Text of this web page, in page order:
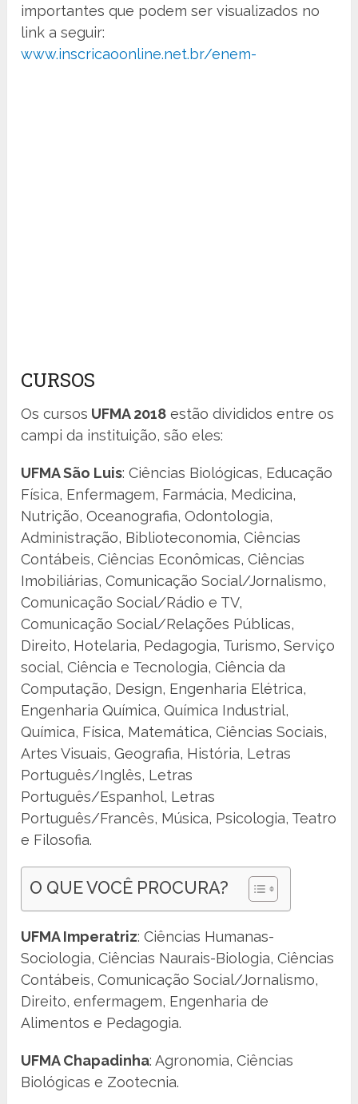
importantes que podem ser visualizados no
link a seguir:
www.inscricaoonline.net.br/enem-
CURSOS
Os cursos UFMA 2018 estão divididos entre os
campi da instituição, são eles:
UFMA São Luis: Ciências Biológicas, Educação
Física, Enfermagem, Farmácia, Medicina,
Nutrição, Oceanografia, Odontologia,
Administração, Biblioteconomia, Ciências
Contábeis, Ciências Econômicas, Ciências
Imobiliárias, Comunicação Social/Jornalismo,
Comunicação Social/Rádio e TV,
Comunicação Social/Relações Públicas,
Direito, Hotelaria, Pedagogia, Turismo, Serviço
social, Ciência e Tecnologia, Ciência da
Computação, Design, Engenharia Elétrica,
Engenharia Química, Química Industrial,
Química, Física, Matemática, Ciências Sociais,
Artes Visuais, Geografia, História, Letras
Português/Inglês, Letras
Português/Espanhol, Letras
Português/Francês, Música, Psicologia, Teatro
e Filosofia.
O QUE VOCÊ PROCURA?
UFMA Imperatriz: Ciências Humanas-
Sociologia, Ciências Naurais-Biologia, Ciências
Contábeis, Comunicação Social/Jornalismo,
Direito, enfermagem, Engenharia de
Alimentos e Pedagogia.
UFMA Chapadinha: Agronomia, Ciências
Biológicas e Zootecnia.